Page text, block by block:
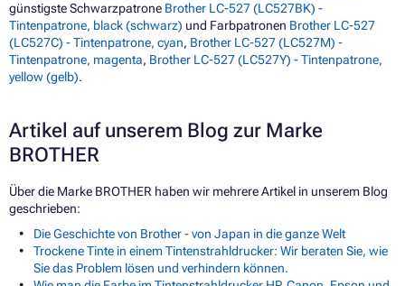
günstigste Schwarzpatrone Brother LC-527 (LC527BK) -
Tintenpatrone, black (schwarz) und Farbpatronen Brother LC-527
(LC527C) - Tintenpatrone, cyan, Brother LC-527 (LC527M) -
Tintenpatrone, magenta, Brother LC-527 (LC527Y) - Tintenpatrone,
yellow (gelb).
Artikel auf unserem Blog zur Marke
BROTHER
Über die Marke BROTHER haben wir mehrere Artikel in unserem Blog
geschrieben:
Die Geschichte von Brother - von Japan in die ganze Welt
Trockene Tinte in einem Tintenstrahldrucker: Wir beraten Sie, wie
Sie das Problem lösen und verhindern können.